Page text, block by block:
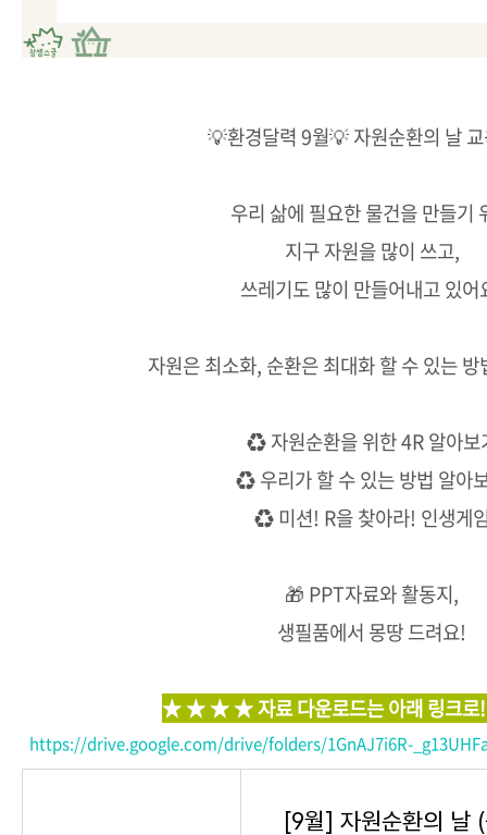
💡환경달력 9월💡 자원순환의 날
우리 삶에 필요한 물건을 만들기
지구 자원을 많이 쓰고,
쓰레기도 많이 만들어내고 있어
자원은 최소화, 순환은 최대화 할 수 있는 방
♻ 자원순환을 위한 4R 알아보
♻ 우리가 할 수 있는 방법 알아
♻ 미션! R을 찾아라! 인생게
🎁 PPT자료와 활동지,
생필품에서 몽땅 드려요!
★ ★ ★ ★ 자료 다운로드는 아래 링
https://drive.google.com/drive/folders/1GnAJ7i6R-